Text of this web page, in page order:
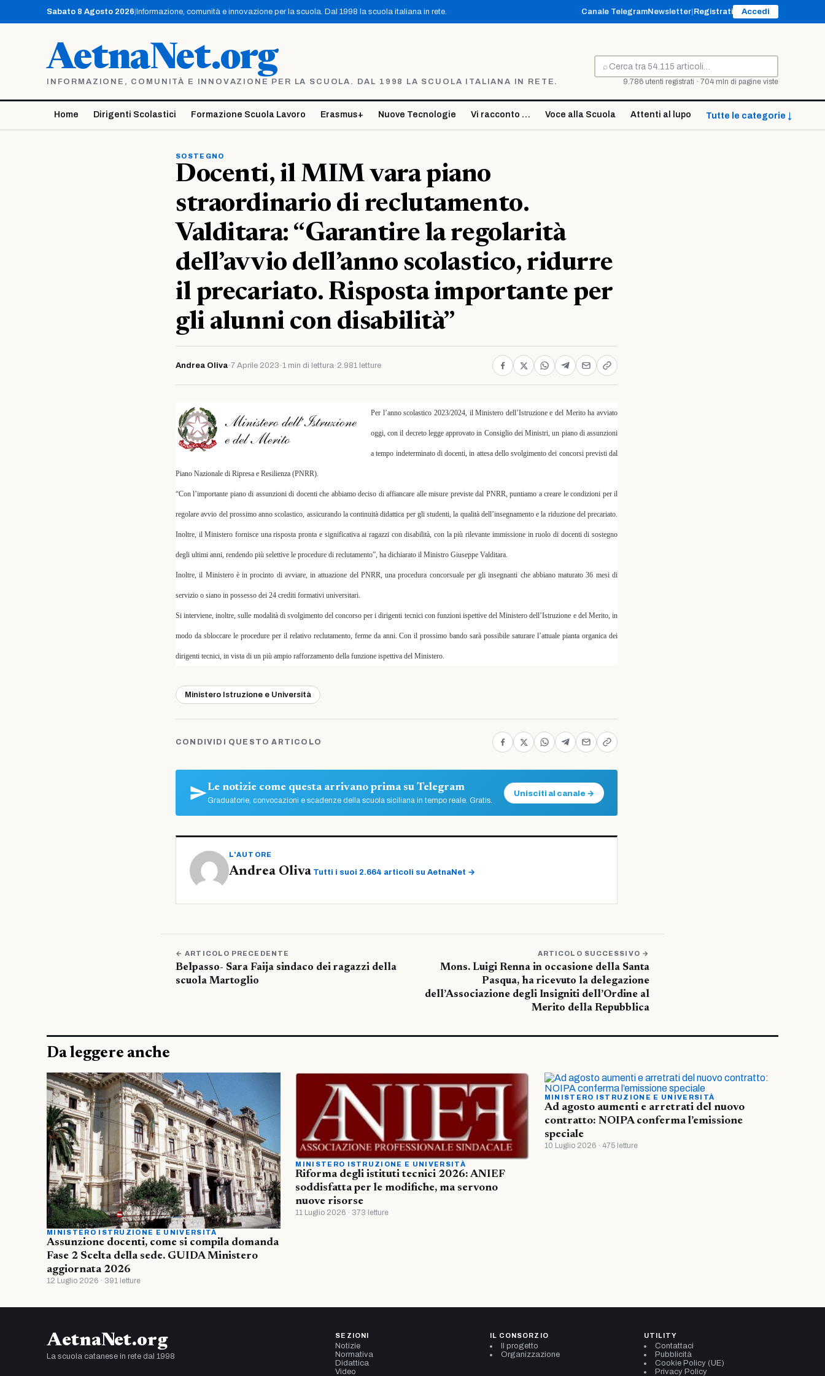
contenuto
Sabato 8 Agosto 2026 Informazione, comunità e innovazione per la scuola. Dal 1998 la scuola italiana in rete. Canale TelegramNewsletter Registrati Accedi
AetnaNet.org
INFORMAZIONE, COMUNITÀ E INNOVAZIONE PER LA SCUOLA. DAL 1998 LA SCUOLA ITALIANA IN RETE.
⌕
Cerca
9.786 utenti registrati · 704 mln di pagine viste
Home Dirigenti Scolastici Formazione Scuola Lavoro Erasmus+ Nuove Tecnologie Vi racconto … Voce alla Scuola Attenti al lupo Tutte le categorie ↓
SOSTEGNO
Docenti, il MIM vara piano
straordinario di reclutamento.
Valditara: “Garantire la regolarità
dell’avvio dell’anno scolastico, ridurre
il precariato. Risposta importante per
gli alunni con disabilità”
Andrea Oliva·7 Aprile 2023 ·1 min di lettura· 2.981 letture
Per l’anno scolastico 2023/2024, il Ministero dell’Istruzione e del Merito ha avviato
oggi, con il decreto legge approvato in Consiglio dei Ministri, un piano di assunzioni
a tempo indeterminato di docenti, in attesa dello svolgimento dei concorsi previsti dal
Piano Nazionale di Ripresa e Resilienza (PNRR).
“Con l’importante piano di assunzioni di docenti che abbiamo deciso di affiancare alle misure previste dal PNRR, puntiamo a creare le condizioni per il
regolare avvio del prossimo anno scolastico, assicurando la continuità didattica per gli studenti, la qualità dell’insegnamento e la riduzione del precariato.
Inoltre, il Ministero fornisce una risposta pronta e significativa ai ragazzi con disabilità, con la più rilevante immissione in ruolo di docenti di sostegno
degli ultimi anni, rendendo più selettive le procedure di reclutamento”, ha dichiarato il Ministro Giuseppe Valditara.
Inoltre, il Ministero è in procinto di avviare, in attuazione del PNRR, una procedura concorsuale per gli insegnanti che abbiano maturato 36 mesi di
servizio o siano in possesso dei 24 crediti formativi universitari.
Si interviene, inoltre, sulle modalità di svolgimento del concorso per i dirigenti tecnici con funzioni ispettive del Ministero dell’Istruzione e del Merito, in
modo da sbloccare le procedure per il relativo reclutamento, ferme da anni. Con il prossimo bando sarà possibile saturare l’attuale pianta organica dei
dirigenti tecnici, in vista di un più ampio rafforzamento della funzione ispettiva del Ministero.
Ministero Istruzione e Università
CONDIVIDI QUESTO ARTICOLO
Le notizie come questa arrivano prima su Telegram
Graduatorie, convocazioni e scadenze della scuola siciliana in tempo reale. Gratis.
Unisciti al canale →
L'AUTORE
Andrea Oliva Tutti i suoi 2.664 articoli su AetnaNet →
← ARTICOLO PRECEDENTE
Belpasso- Sara Faija sindaco dei ragazzi della
scuola Martoglio
ARTICOLO SUCCESSIVO →
Mons. Luigi Renna in occasione della Santa
Pasqua, ha ricevuto la delegazione
dell’Associazione degli Insigniti dell’Ordine al
Merito della Repubblica
Da leggere anche
MINISTERO ISTRUZIONE E UNIVERSITÀ
Assunzione docenti, come si compila domanda
Fase 2 Scelta della sede. GUIDA Ministero
aggiornata 2026
12 Luglio 2026 · 391 letture
MINISTERO ISTRUZIONE E UNIVERSITÀ
Riforma degli istituti tecnici 2026: ANIEF
soddisfatta per le modifiche, ma servono
nuove risorse
11 Luglio 2026 · 373 letture
MINISTERO ISTRUZIONE E UNIVERSITÀ
Ad agosto aumenti e arretrati del nuovo
contratto: NOIPA conferma l’emissione
speciale
10 Luglio 2026 · 475 letture
AetnaNet.org
La scuola catanese in rete dal 1998
SEZIONI
Notizie
Normativa
Didattica
Video
IL CONSORZIO
Il progetto
Organizzazione
UTILITY
Contattaci
Pubblicità
Cookie Policy (UE)
Privacy Policy